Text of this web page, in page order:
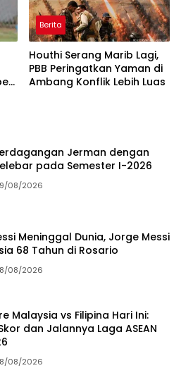
Berita
Houthi Serang Marib Lagi,
PBB Peringatkan Yaman di
Ambang Konflik Lebih Luas
Jerman dengan
pada Semester I-2026
08/2026
Meninggal Dunia, Jorge Messi
68 Tahun di Rosario
08/2026
Malaysia vs Filipina Hari Ini:
dan Jalannya Laga ASEAN
08/2026